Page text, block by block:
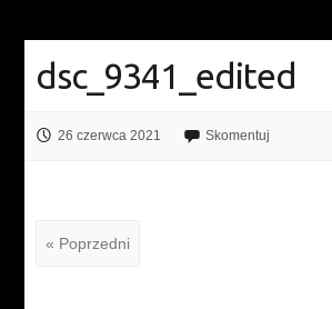
dsc_9341_edited
26 czerwca 2021 Skomentuj
« Poprzedni